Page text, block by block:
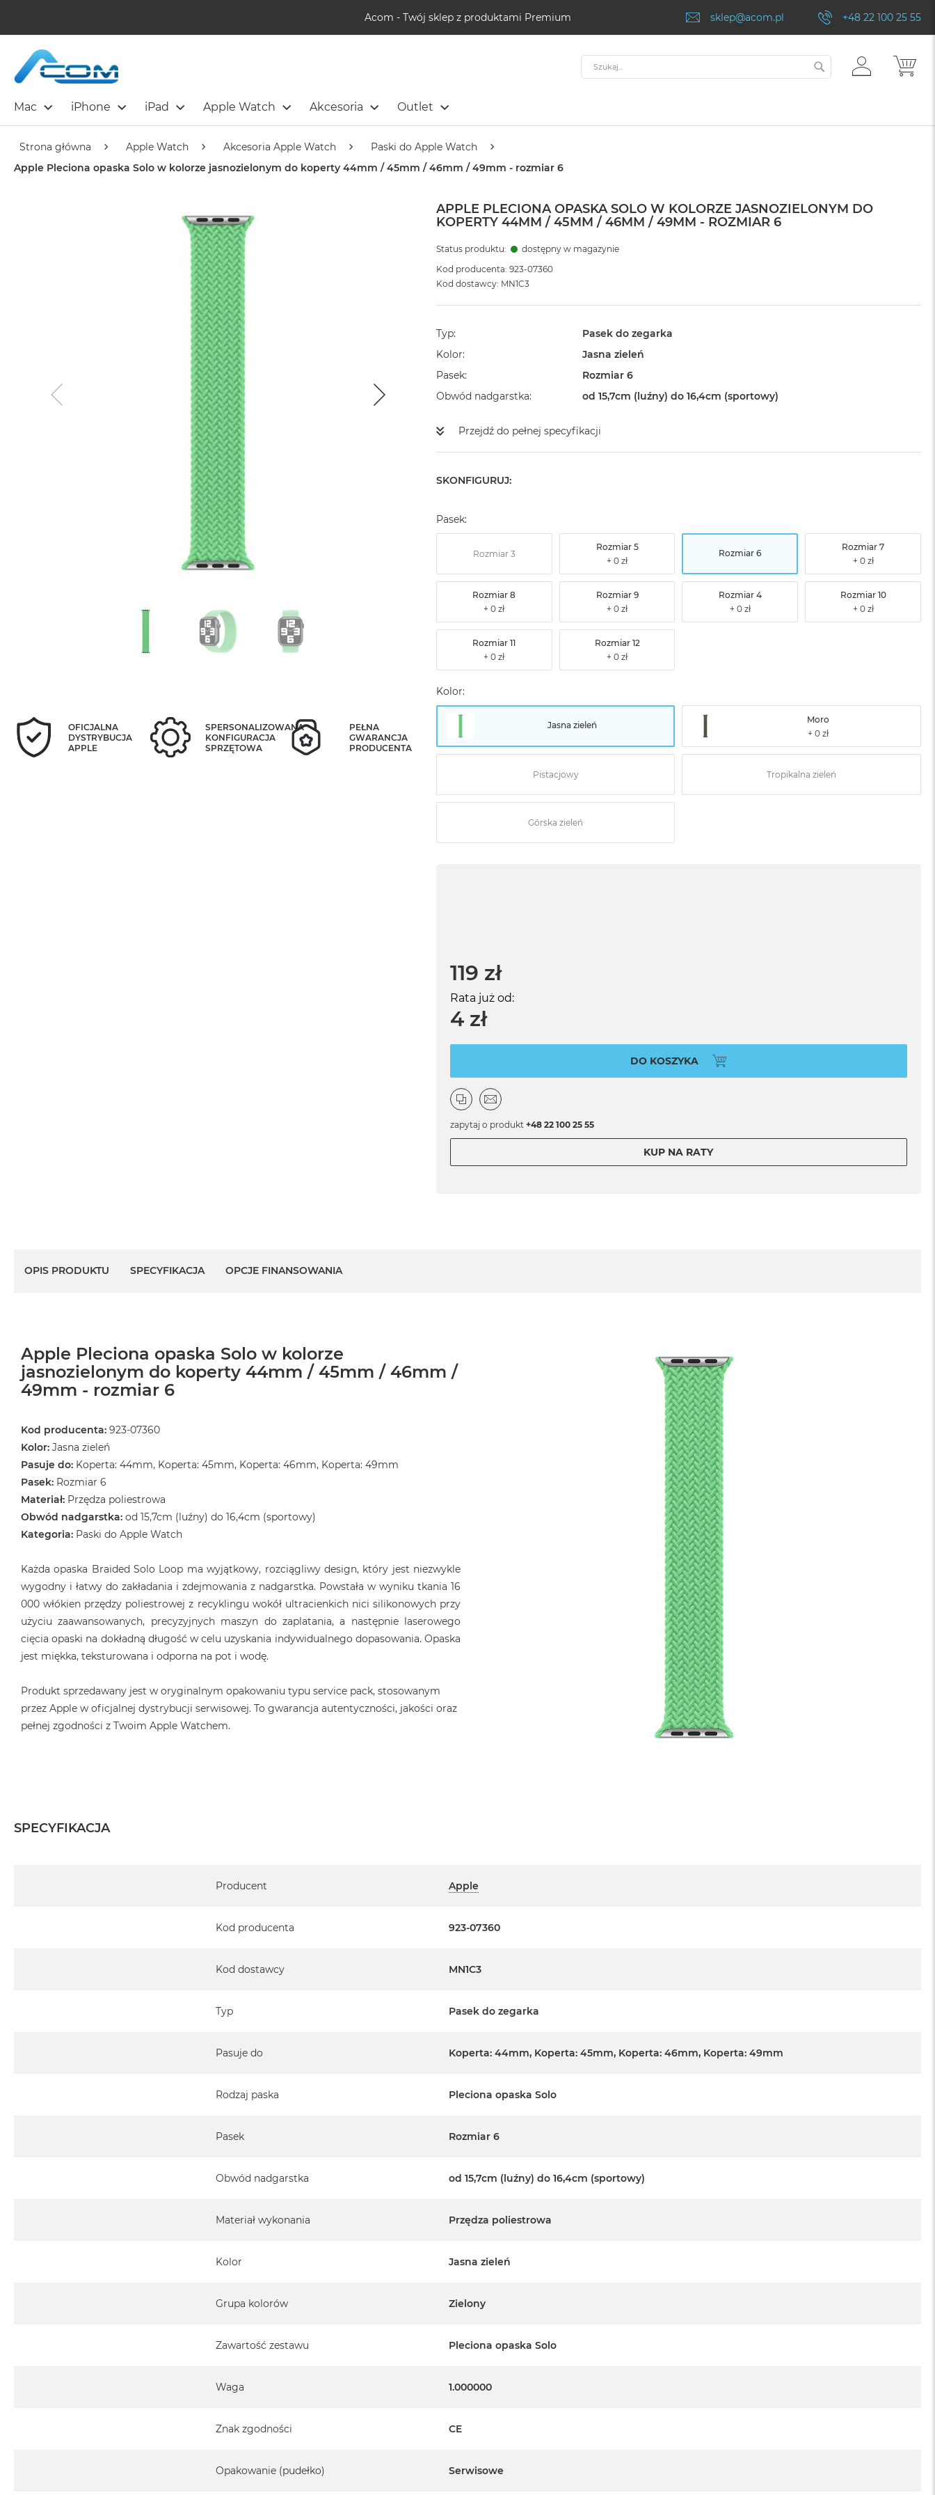
Acom - Twój sklep z produktami Premium sklep@acom.pl +48 22 100 25 55
Mac iPhone iPad Apple Watch Akcesoria Outlet
ZALOGUJ
SIĘ
Szukaj SZUKAJ
Strona główna Apple Watch Akcesoria Apple Watch
Paski do Apple Watch
Apple Pleciona opaska Solo w kolorze jasnozielonym do koperty 44mm / 45mm / 46mm / 49mm - rozmiar 6
APPLE PLECIONA OPASKA SOLO W KOLORZE JASNOZIELONYM DO
KOPERTY 44MM / 45MM / 46MM / 49MM - ROZMIAR 6
Status produktu:
dostępny w magazynie
Kod producenta: 923-07360
Kod dostawcy: MN1C3
Typ
Pasek do zegarka
Kolor
Jasna zieleń
Pasek
Rozmiar 6
Obwód nadgarstka
od 15,7cm (luźny) do 16,4cm (sportowy)
Przejdź do pełnej specyfikacji
SKONFIGURUJ:
Pasek:
Rozmiar 3
Rozmiar 5
Rozmiar 6
Rozmiar 7
Rozmiar 8 Rozmiar 9 Rozmiar 4 Rozmiar 10
Rozmiar 11 Rozmiar 12
Kolor:
Jasna zieleń
Moro
Pistacjowy Tropikalna zieleń
Górska zieleń
119 zł
Rata już od:
4 zł
DO KOSZYKA
zapytaj o produkt +48 22 100 25 55
KUP NA RATY
OFICJALNA
DYSTRYBUCJA
APPLE
SPERSONALIZOWANA
KONFIGURACJA
SPRZĘTOWA
PEŁNA
GWARANCJA
PRODUCENTA
OPIS PRODUKTU SPECYFIKACJA OPCJE FINANSOWANIA
Apple Pleciona opaska Solo w kolorze
jasnozielonym do koperty 44mm / 45mm / 46mm /
49mm - rozmiar 6
Kod producenta: 923-07360
Kolor: Jasna zieleń
Pasuje do: Koperta: 44mm, Koperta: 45mm, Koperta: 46mm, Koperta: 49mm
Pasek: Rozmiar 6
Materiał: Przędza poliestrowa
Obwód nadgarstka: od 15,7cm (luźny) do 16,4cm (sportowy)
Kategoria: Paski do Apple Watch
Każda opaska Braided Solo Loop ma wyjątkowy, rozciągliwy design, który jest niezwykle
wygodny i łatwy do zakładania i zdejmowania z nadgarstka. Powstała w wyniku tkania 16
000 włókien przędzy poliestrowej z recyklingu wokół ultracienkich nici silikonowych przy
użyciu zaawansowanych, precyzyjnych maszyn do zaplatania, a następnie laserowego
cięcia opaski na dokładną długość w celu uzyskania indywidualnego dopasowania. Opaska
jest miękka, teksturowana i odporna na pot i wodę.
Produkt sprzedawany jest w oryginalnym opakowaniu typu service pack, stosowanym
przez Apple w oficjalnej dystrybucji serwisowej. To gwarancja autentyczności, jakości oraz
pełnej zgodności z Twoim Apple Watchem.
SPECYFIKACJA
Producent
Apple
Kod producenta 923-07360
Kod dostawcy MN1C3
Typ Pasek do zegarka
Pasuje do Koperta: 44mm, Koperta: 45mm, Koperta: 46mm, Koperta: 49mm
Rodzaj paska Pleciona opaska Solo
Pasek Rozmiar 6
Obwód nadgarstka od 15,7cm (luźny) do 16,4cm (sportowy)
Materiał wykonania Przędza poliestrowa
Kolor Jasna zieleń
Grupa kolorów Zielony
Zawartość zestawu Pleciona opaska Solo
Waga 1.000000
Znak zgodności CE
Opakowanie (pudełko) Serwisowe